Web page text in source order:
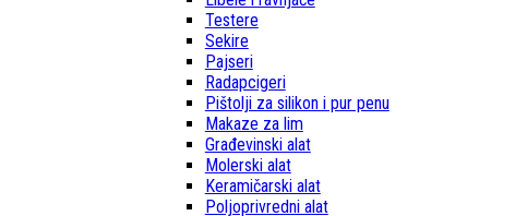
Testere
Sekire
Pajseri
Radapcigeri
Pištolji za silikon i pur penu
Makaze za lim
Građevinski alat
Molerski alat
Keramičarski alat
Poljoprivredni alat